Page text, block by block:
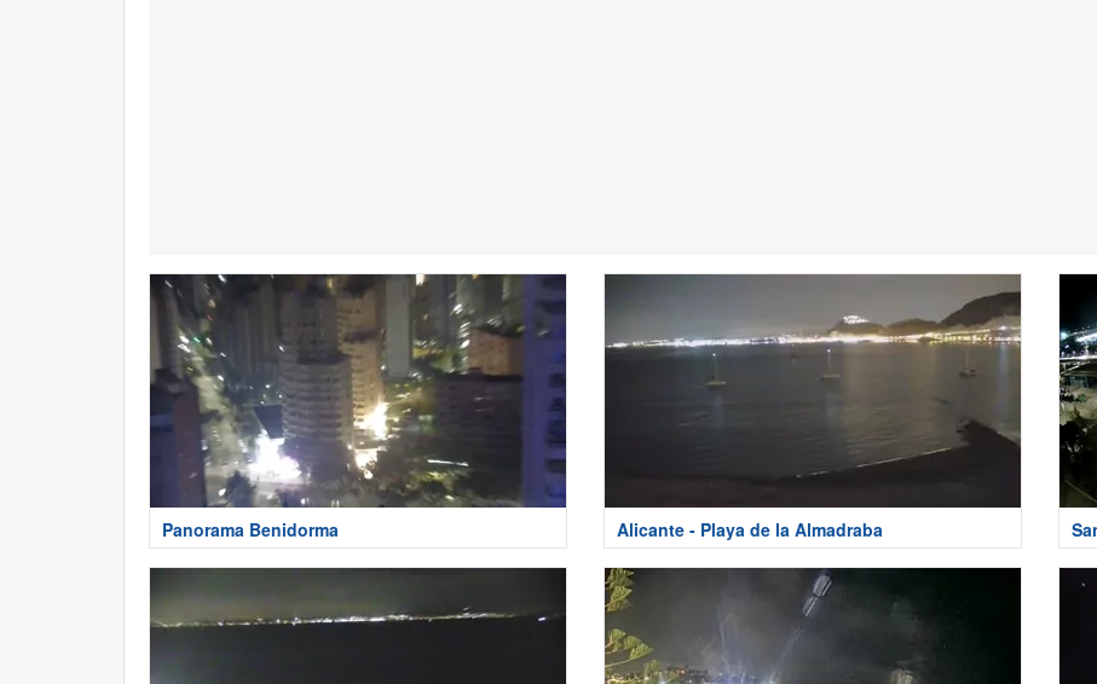
Panorama Benidorma Alicante - Playa de la Almadraba